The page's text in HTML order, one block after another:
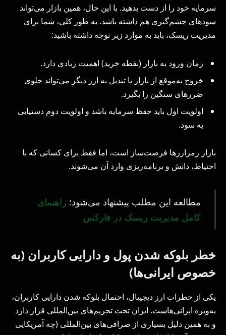
سرمایه خود را از دست بدهید. با این حال، همین بازار می‌تواند
سودهای چشم‌گیری هم داشته باشد. به طور کلی، شما برای
مدیریت ریسک، باید به موارد زیر توجه داشته باشید:
زمان ورود به بازار (نقطه خرید) اهمیت زیادی دارد.
خروج به‌موقع از بازار یا تبدیل به ارز دیگر می‌تواند جلوی
ضررهای سنگین را بگیرد.
اولویت اول باید حفظ سرمایه باشد و اولویت دوم دستیابی
به سود.
بازار رمزارزها فرصت‌ساز است، اما فقط برای کسانی که با
احتیاط، دانش و برنامه‌ریزی وارد آن می‌شوند.
مطالعه این مطلب پیشنهاد می‌شود: راهنمای
کامل مدیریت ریسک در فارکس
خطر بلوکه شدن پول و دارایی کاربران (به
خصوص ایرانی‌ها)
یکی از خطرات ارز دیجیتال، احتمال بلوکه شدن دارایی کاربران،
به‌ویژه ایرانی‌هاست. ایران تحت تحریم‌های بین‌المللی قرار دارد
و به همین دلیل بسیاری از صرافی‌های بین‌المللی (چه آمریکایی